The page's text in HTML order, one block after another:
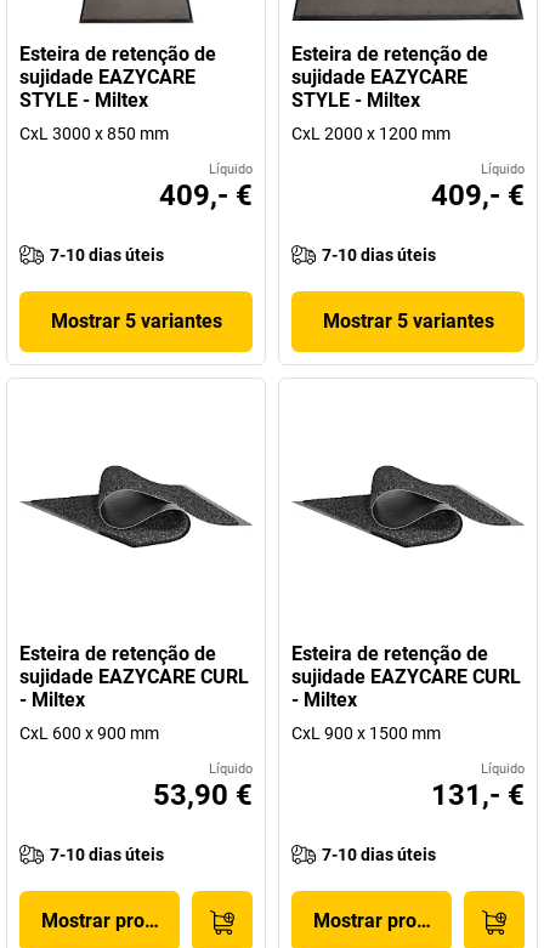
Esteira de retenção de
sujidade EAZYCARE
STYLE - Miltex
CxL 3000 x 850 mm
Líquido
409,- €
7-10 dias úteis
Mostrar 5 variantes
Esteira de retenção de
sujidade EAZYCARE
STYLE - Miltex
CxL 2000 x 1200 mm
Líquido
409,- €
7-10 dias úteis
Mostrar 5 variantes
Esteira de retenção de
sujidade EAZYCARE CURL
- Miltex
CxL 600 x 900 mm
Líquido
53,90 €
7-10 dias úteis
Mostrar produto
Esteira de retenção de
sujidade EAZYCARE CURL
- Miltex
CxL 900 x 1500 mm
Líquido
131,- €
7-10 dias úteis
Mostrar produto